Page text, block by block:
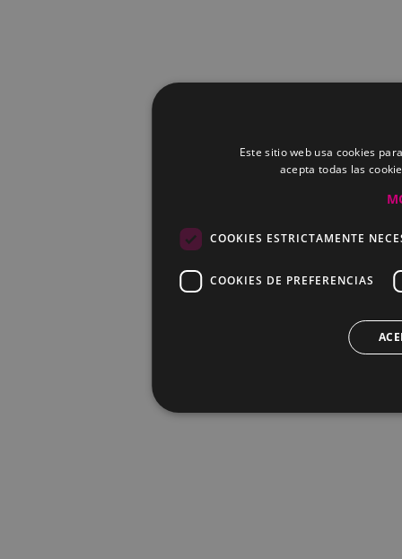
Este sitio web usa cookies
acepta todas las
COOKIES ESTRICTAMENTE
COOKIES DE PREFERENCIAS